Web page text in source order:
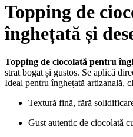
Topping de
înghețată și
Topping de ciocolată pentru
strat bogat și gustos. Se aplică
Ideal pentru înghețată artizanală,
Textură fină, fără
Gust autentic de ciocolată